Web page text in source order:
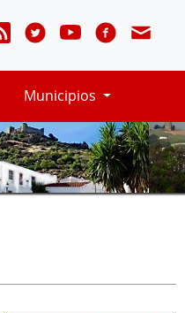
Municipios